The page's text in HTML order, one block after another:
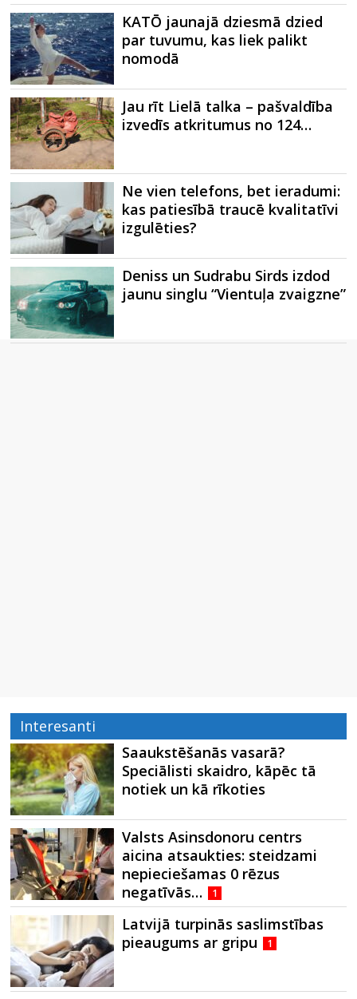
KATŌ jaunajā dziesmā dzied
par tuvumu, kas liek palikt
nomodā
Jau rīt Lielā talka – pašvaldība
izvedīs atkritumus no 124…
Ne vien telefons, bet ieradumi:
kas patiesībā traucē kvalitatīvi
izgulēties?
Deniss un Sudrabu Sirds izdod
jaunu singlu “Vientuļa zvaigzne”
Interesanti
Saaukstēšanās vasarā?
Speciālisti skaidro, kāpēc tā
notiek un kā rīkoties
Valsts Asinsdonoru centrs
aicina atsaukties: steidzami
nepieciešamas 0 rēzus
negatīvās…
1
Latvijā turpinās saslimstības
pieaugums ar gripu
1